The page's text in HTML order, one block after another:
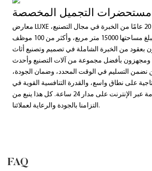
التجميل المخصصة
معارض LUXE مع ما يقرب من 20 عامًا من الخبرة في مجال التصنيع،
ومنشأة إنتاج تبلغ مساحتها 15000 متر مربع، وأكثر من 100 موظف
بعقود من الخبرة الشاملة في تصميم وتصنيع أثاث
بأفضل مجموعة من آلات التصنيع وأحدث
نضمن التسليم في الوقت المحدد، وضمان الجودة،
على نطاق واسع، والقدرة التنافسية القوية في
الأسعار، والخدمة عبر الإنترنت على مدار 24 ساعة. كل هذا ينبع من
التزامنا بالجودة والرعاية لعملائنا.
FAQ